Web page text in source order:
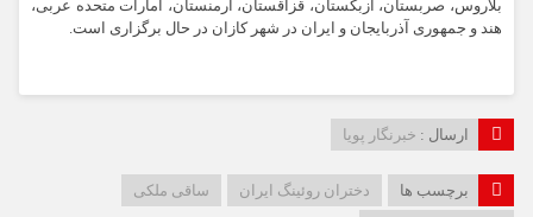
بلاروس، صربستان، ازبکستان، قزاقستان، ارمنستان، امارات متحده عربی،
هند و جمهوری آذربایجان و ایران در شهر کازان در حال برگزاری است.
ارسال : خبرنگار پویا
برچسب ها دختران روئینگ ایران
ساقی ملکی